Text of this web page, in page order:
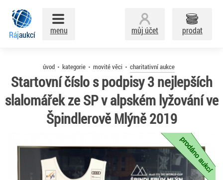
úvod kategorie movité věci charitativní aukce
Startovní číslo s podpisy 3 nejlepších
slalomářek ze SP v alpském lyžování ve
Špindlerově Mlýně 2019
Rájaukcí můj účet prodat
menu